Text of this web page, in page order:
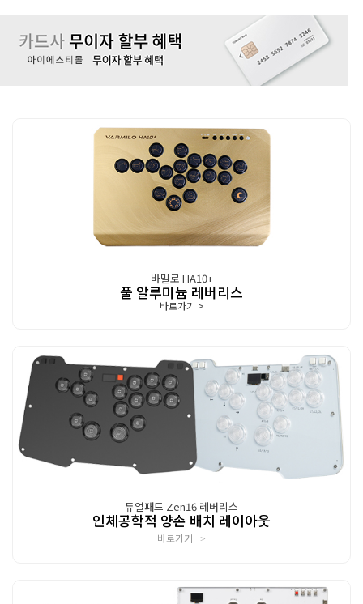
바밀로 HA10+
풀 알루미늄 레버리스
바로가기 >
듀얼패드 Zen16 레버리스
인체공학적 양손 배치 레이아웃
바로가기 >